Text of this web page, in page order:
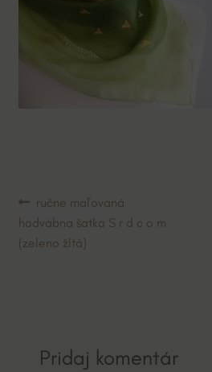
Navigácia
v
Predchádzajúci
článok:
ručne maľovaná
hodvábna šatka S r d c o m
(zeleno žltá)
Pridaj komentár